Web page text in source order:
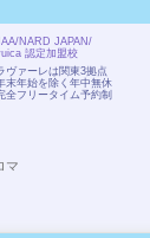
NARD JAPAN/
認定加盟校
ヴァーレは関東3拠点
末年始を除く年中無休
全フリータイム予約制
マ